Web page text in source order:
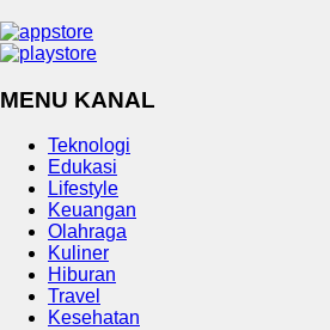
MENU KANAL
Teknologi
Edukasi
Lifestyle
Keuangan
Olahraga
Kuliner
Hiburan
Travel
Kesehatan